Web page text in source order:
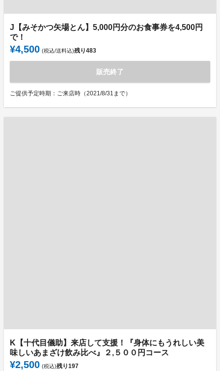
J【みそかつ矢場とん】5,000円分のお食事券を4,500円
で！
¥4,500 (税込/送料込)残り483
販売終了
ご提供予定時期：ご来店時（2021/8/31まで）
K【十代目儀助】来店して支援！『身体にもうれしい美
味しいあまざけ飲み比べ』２,５００円コース
¥2,500 (税込)残り197